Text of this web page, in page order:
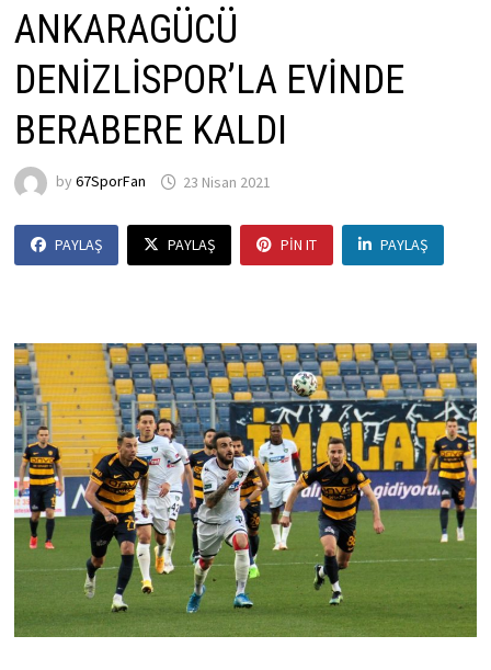
ANKARAGÜCÜ
DENİZLİSPOR’LA EVİNDE
BERABERE KALDI
by 67SporFan 23 Nisan 2021
PAYLAŞ PAYLAŞ PIN IT PAYLAŞ